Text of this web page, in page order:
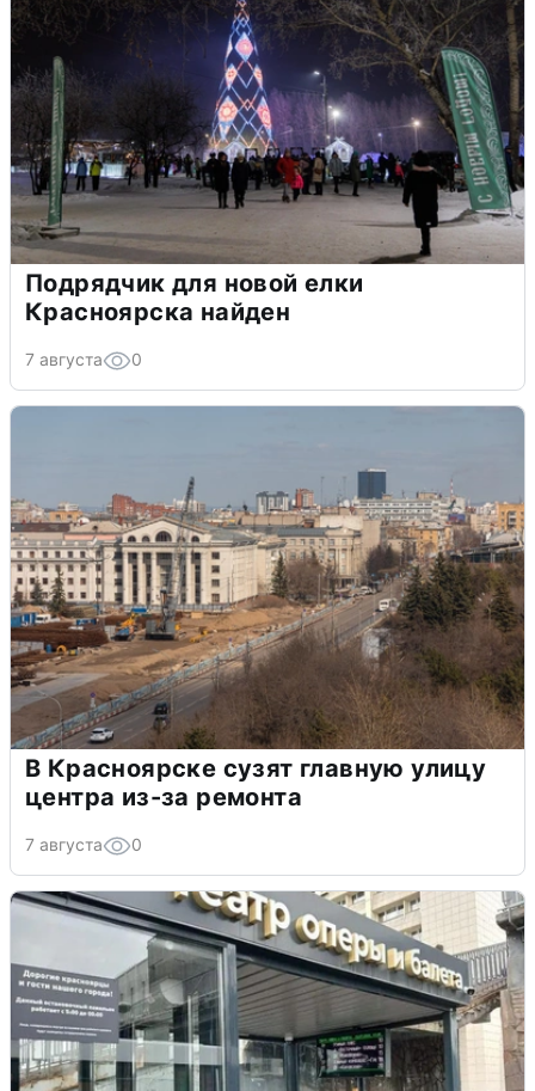
Подрядчик для новой елки
Красноярска найден
7 августа 0
В Красноярске сузят главную улицу
центра из-за ремонта
7 августа 0